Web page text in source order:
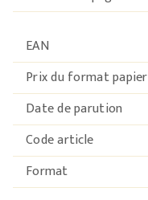
EAN
Prix du format papier
Date de parution
Code article
Format